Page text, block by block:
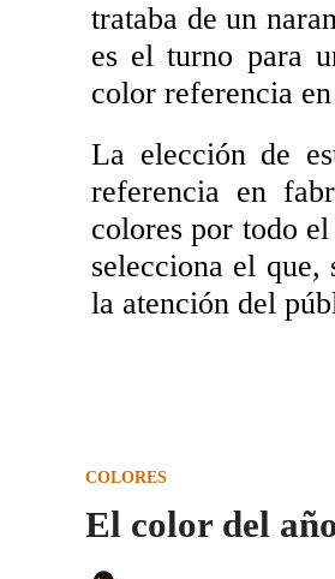
trataba de un
es el turno para
color referencia
La elección de
referencia en
colores por todo
selecciona el que,
la atención del
COLORES
El color del